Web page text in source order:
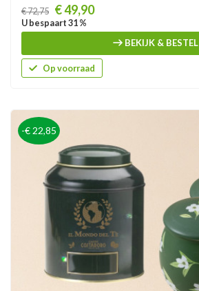
Prijs
€ 72,75 € 49,90
U bespaart 31 %
BEKIJK & BESTEL
Op voorraad
-€ 22,85